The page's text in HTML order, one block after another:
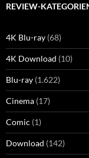
REVIEW-
4K Blu-ray (68)
4K Download (10)
Blu-ray (1.622)
Cinema (17)
Comic (1)
Download (142)